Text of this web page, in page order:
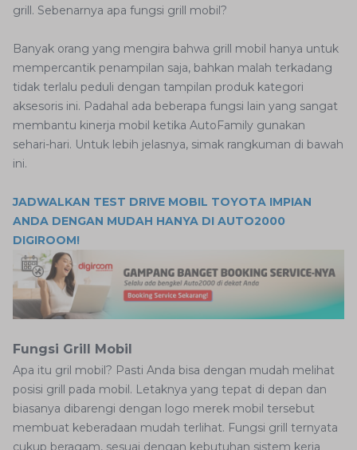
grill. Sebenarnya apa fungsi grill mobil?
Banyak orang yang mengira bahwa grill mobil hanya untuk
mempercantik penampilan saja, bahkan malah terkadang
tidak terlalu peduli dengan tampilan produk kategori
aksesoris ini. Padahal ada beberapa fungsi lain yang sangat
membantu kinerja mobil ketika AutoFamily gunakan
sehari-hari. Untuk lebih jelasnya, simak rangkuman di bawah
ini.
JADWALKAN TEST DRIVE MOBIL TOYOTA IMPIAN
ANDA DENGAN MUDAH HANYA DI AUTO2000
DIGIROOM!
Fungsi Grill Mobil
Apa itu gril mobil? Pasti Anda bisa dengan mudah melihat
posisi grill pada mobil. Letaknya yang tepat di depan dan
biasanya dibarengi dengan logo merek mobil tersebut
membuat keberadaan mudah terlihat. Fungsi grill ternyata
cukup beragam, sesuai dengan kebutuhan sistem kerja